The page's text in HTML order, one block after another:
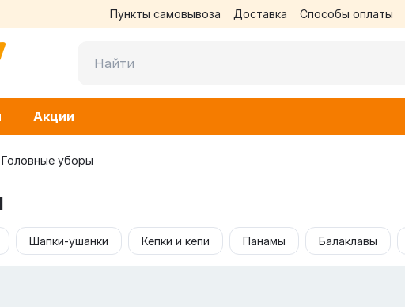
Пункты самовывоза Доставка Способы оплаты
Акции
Головные уборы
Шапки-ушанки Кепки и кепи Панамы Балаклавы